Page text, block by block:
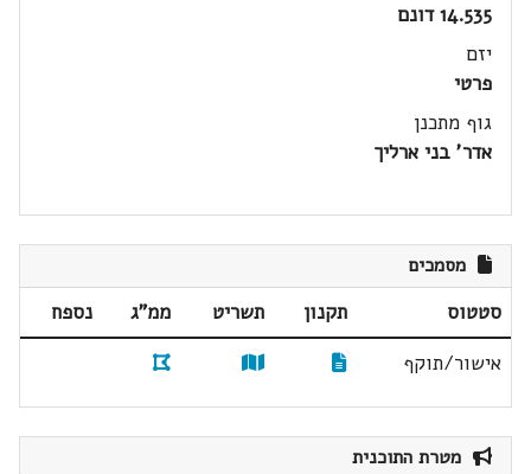
14.535 דונם
יזם
פרטי
גוף מתכנן
אדר' בני ארליך
מסמכים
סטטוס תקנון תשריט ממ"ג
נספח
אישור/תוקף
מטרת התוכנית